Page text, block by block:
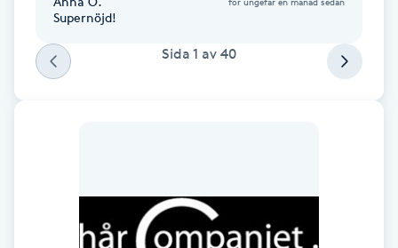
Fransk manikyr
Fransrengöring
Supernöjd!
Sida 1 av 40